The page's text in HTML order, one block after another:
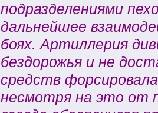
подразделениями
дальнейшее
боях. Артиллерия
бездорожья и не
средств
несмотря на это от